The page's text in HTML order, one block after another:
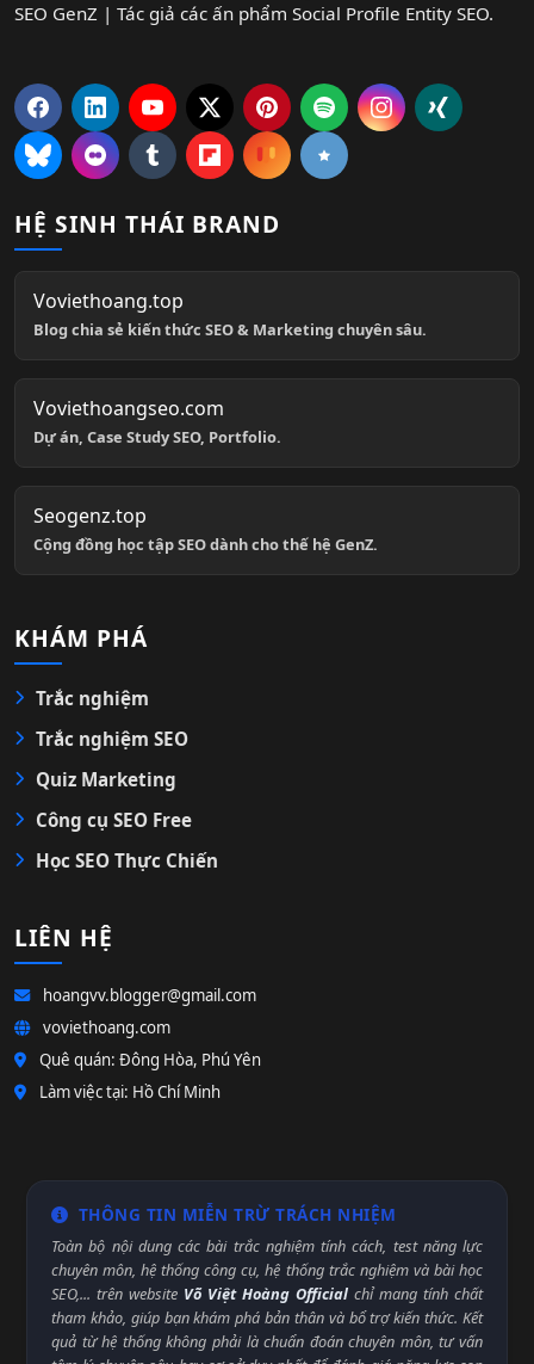
SEO GenZ | Tác giả các ấn phẩm Social Profile Entity SEO.
HỆ SINH THÁI BRAND
Voviethoang.top
Blog chia sẻ kiến thức SEO & Marketing chuyên sâu.
Voviethoangseo.com
Dự án, Case Study SEO, Portfolio.
Seogenz.top
Cộng đồng học tập SEO dành cho thế hệ GenZ.
KHÁM PHÁ
Trắc nghiệm
Trắc nghiệm SEO
Quiz Marketing
Công cụ SEO Free
Học SEO Thực Chiến
LIÊN HỆ
hoangvv.blogger@gmail.com
voviethoang.com
Quê quán: Đông Hòa, Phú Yên
Làm việc tại: Hồ Chí Minh
THÔNG TIN MIỄN TRỪ TRÁCH NHIỆM
Toàn bộ nội dung các bài trắc nghiệm tính cách, test năng lực
chuyên môn, hệ thống công cụ, hệ thống trắc nghiệm và bài học
SEO,... trên website Võ Việt Hoàng Official chỉ mang tính chất
tham khảo, giúp bạn khám phá bản thân và bổ trợ kiến thức. Kết
quả từ hệ thống không phải là chuẩn đoán chuyên môn, tư vấn